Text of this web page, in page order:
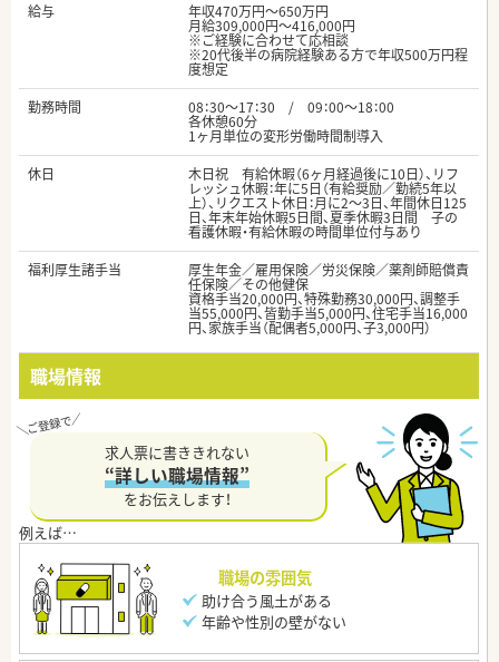
給与
年収470万円～650万円
月給309,000円～416,000円
※ご経験に合わせて応相談
※20代後半の病院経験ある方で年収500万円程
度想定
勤務時間
08：30～17：30 / 09：00～18：00
各休憩60分
1ヶ月単位の変形労働時間制導入
休日
木日祝 有給休暇（6ヶ月経過後に10日）、リフ
レッシュ休暇：年に5日（有給奨励／勤続5年以
上）、リクエスト休日：月に2〜3日、年間休日125
日、年末年始休暇5日間、夏季休暇3日間 子の
看護休暇・有給休暇の時間単位付与あり
福利厚生諸手当
厚生年金／雇用保険／労災保険／薬剤師賠償責
任保険／その他健保
資格手当20,000円、特殊勤務30,000円、調整手
当55,000円、皆勤手当5,000円、住宅手当16,000
円、家族手当（配偶者5,000円、子3,000円）
職場情報
求人票に書ききれない
“詳しい職場情報”
をお伝えします！
職場の雰囲気
助け合う風土がある
年齢や性別の壁がない